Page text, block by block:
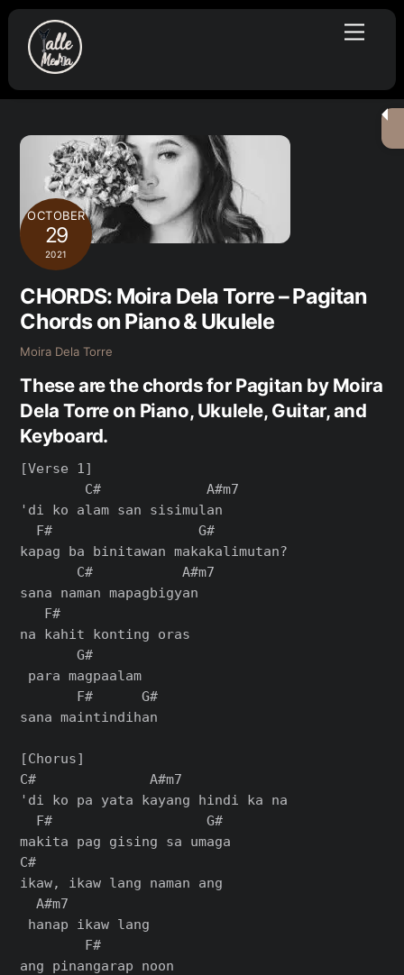
Skip
content
Menu
OCTOBER
29
2021
CHORDS: Moira Dela Torre – Pagitan
Chords on Piano & Ukulele
Moira Dela Torre
These are the chords for Pagitan by Moira
Dela Torre on Piano, Ukulele, Guitar, and
Keyboard.
[Verse 1]
        C#             A#m7
'di ko alam san sisimulan
  F#                  G#
kapag ba binitawan makakalimutan?
       C#           A#m7
sana naman mapagbigyan
   F#
na kahit konting oras
       G#
para magpaalam
       F#      G#
sana maintindihan
[Chorus]
C#              A#m7
'di ko pa yata kayang hindi ka na
  F#                   G#
makita pag gising sa umaga
C#
ikaw, ikaw lang naman ang
  A#m7
hanap ikaw lang
        F#
ang pinangarap noon